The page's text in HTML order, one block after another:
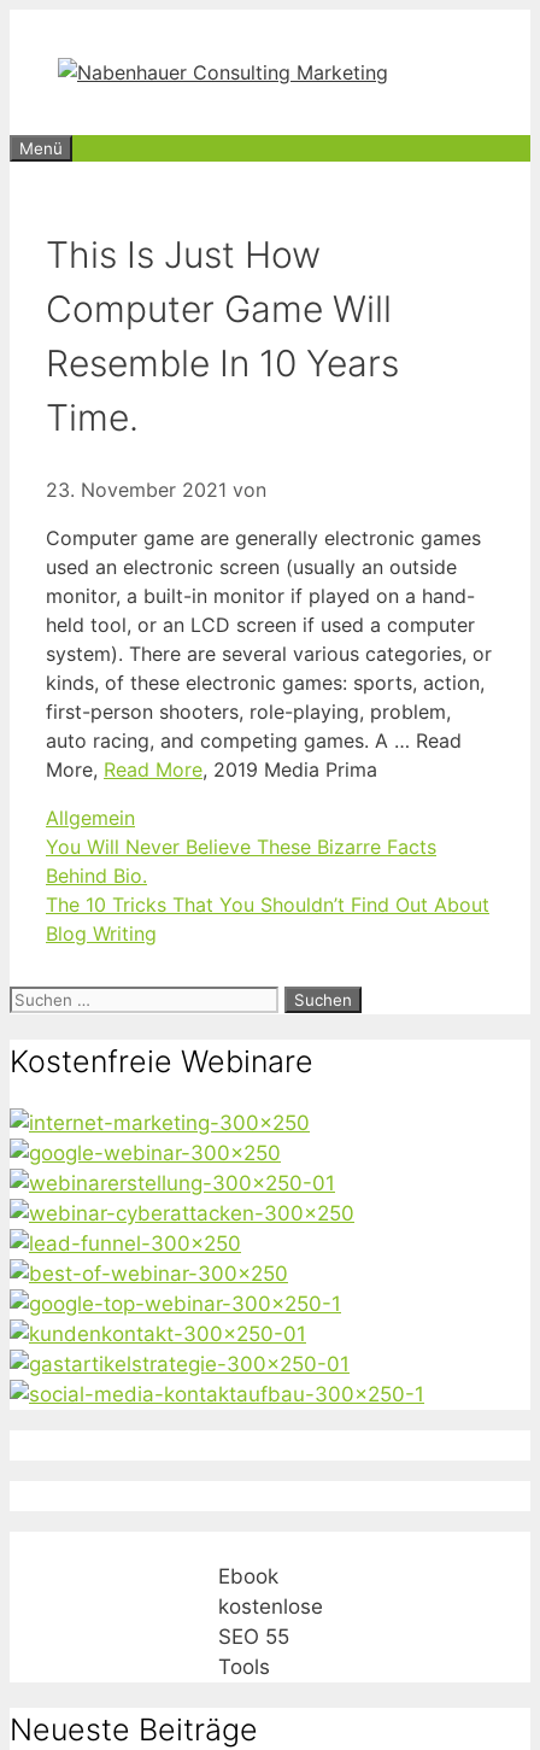
springen
Menü
This Is Just How
Computer Game Will
Resemble In 10 Years
Time.
23. November 2021 von
Computer game are generally electronic games
used an electronic screen (usually an outside
monitor, a built-in monitor if played on a hand-
held tool, or an LCD screen if used a computer
system). There are several various categories, or
kinds, of these electronic games: sports, action,
first-person shooters, role-playing, problem,
auto racing, and competing games. A … Read
More, Read More, 2019 Media Prima
Kategorien
Allgemein
You Will Never Believe These Bizarre Facts
Behind Bio.
The 10 Tricks That You Shouldn’t Find Out About
Blog Writing
Suchen
Kostenfreie Webinare
Ebook
kostenlose
SEO 55
Tools
Neueste Beiträge